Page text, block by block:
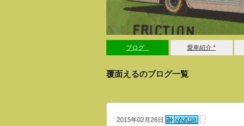
ブログ * 愛車紹介 *
覆面えるのブログ一覧
2015年02月26日